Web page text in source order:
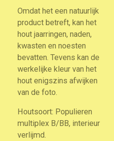
Omdat het een natuurlijk
product betreft, kan het
hout jaarringen, naden,
kwasten en noesten
bevatten. Tevens kan de
werkelijke kleur van het
hout enigszins afwijken
van de foto.
Houtsoort: Populieren
multiplex B/BB, interieur
verlijmd.